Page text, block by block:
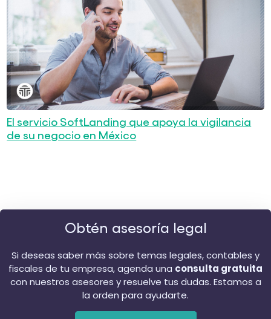
El servicio SoftLanding que apoya la vigilancia
de su negocio en México
Obtén asesoría legal
Si deseas saber más sobre temas legales, contables y
fiscales de tu empresa, agenda una consulta gratuita
con nuestros asesores y resuelve tus dudas. Estamos a
la orden para ayudarte.